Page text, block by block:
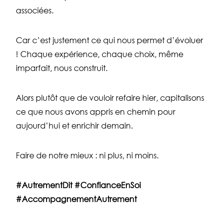
associées.
Car c’est justement ce qui nous permet d’évoluer
! Chaque expérience, chaque choix, même
imparfait, nous construit.
Alors plutôt que de vouloir refaire hier, capitalisons
ce que nous avons appris en chemin pour
aujourd’hui et enrichir demain.
Faire de notre mieux : ni plus, ni moins.
#AutrementDit #ConfianceEnSoi
#AccompagnementAutrement